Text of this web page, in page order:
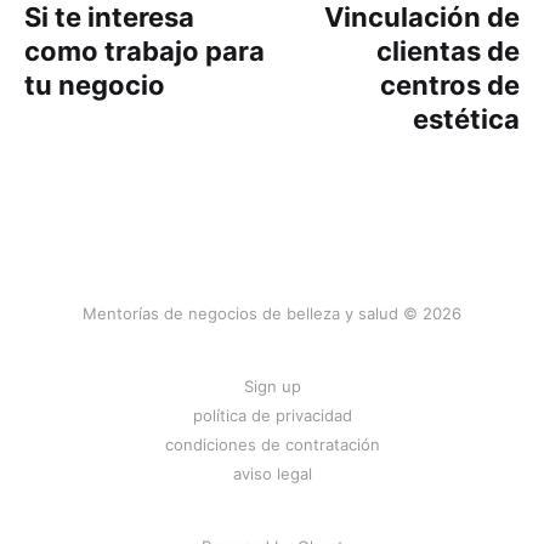
Si te interesa
como trabajo para
tu negocio
Vinculación de
clientas de
centros de
estética
Mentorías de negocios de belleza y salud © 2026
Sign up
política de privacidad
condiciones de contratación
aviso legal